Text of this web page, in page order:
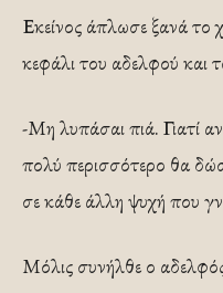
Εκείνος άπλωσε ξανά το
κεφάλι του αδελφού και
-Μη λυπάσαι πιά. Γιατί
πολύ περισσότερο θα
σε κάθε άλλη ψυχή που
Μόλις συνήλθε ο